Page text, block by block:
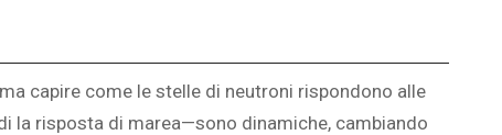
capire come le stelle di neutroni rispondono alle
la risposta di marea—sono dinamiche, cambiando